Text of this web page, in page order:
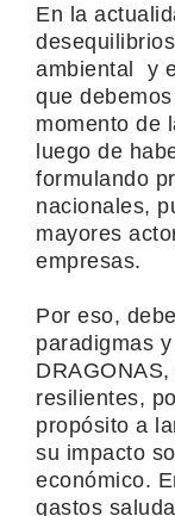
En la
ambiental y
que
momento de
luego de
formulando
nacionales,
mayores
empresas.
Por eso,
paradigmas
resilientes,
propósito a
su impacto
económico.
gastos